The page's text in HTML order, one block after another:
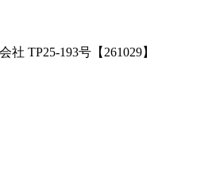
TP25-193号【261029】